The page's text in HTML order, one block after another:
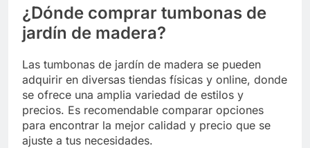
¿Dónde comprar tumbonas de
jardín de madera?
Las tumbonas de jardín de madera se pueden
adquirir en diversas tiendas físicas y online, donde
se ofrece una amplia variedad de estilos y
precios. Es recomendable comparar opciones
para encontrar la mejor calidad y precio que se
ajuste a tus necesidades.